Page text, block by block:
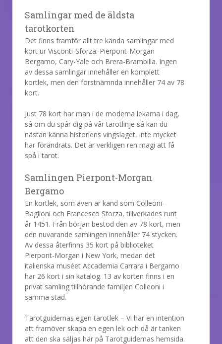
Samlingar med de äldsta
tarotkorten
Det finns framför allt tre kända samlingar med
kort ur Visconti-Sforza: Pierpont-Morgan
Bergamo, Cary-Yale och Brera-Brambilla. Ingen
av dessa samlingar innehåller en komplett
kortlek, men den förstnämnda innehåller 74 av 78
kort.
Just 78 kort har man i de moderna lekarna i dag,
så om du spår dig på vår tarotlinje så kan du
nästan känna historiens vingslaget, inte mycket
har förändrats. Det är verkligen ren magi att få
spå i tarot.
Samlingen Pierpont-Morgan
Bergamo
En kortlek, som även är känd som Colleoni-
Baglioni och Francesco Sforza, tillverkades runt
år 1451. Från början bestod den av 78 kort, men
den nuvarande samlingen innehåller 74 stycken.
Av dessa återfinns 35 kort på biblioteket
Pierpont-Morgan i New York, medan det
italienska muséet Accademia Carrara i Bergamo
har 26 kort i sin katalog. 13 av korten finns i en
privat samling tillhörande familjen Colleoni i
samma stad.
Tarotguidernas egen tarotlek – Vi har en intention
att framöver skapa en egen lek och då är tanken
att den ska säljas här på Tarotguidernas hemsida.